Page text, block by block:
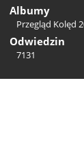
Albumy
Przegląd Kolęd
Odwiedzin
7131